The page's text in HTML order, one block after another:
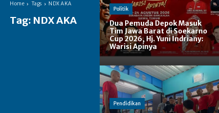
Home Tags NDX AKA
Tag: NDX AKA
Politik
Dua Pemuda Depok Masuk
Tim Jawa Barat di Soekarno
Cup 2026, Hj. Yuni Indriany:
Warisi Apinya
Pendidikan